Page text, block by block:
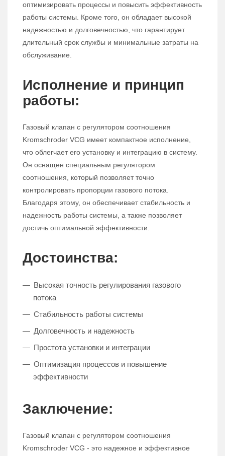
оптимизировать процессы и повысить эффективность
работы системы. Кроме того, он обладает высокой
надежностью и долговечностью, что гарантирует
длительный срок службы и минимальные затраты на
обслуживание.
Исполнение и принцип
работы:
Газовый клапан с регулятором соотношения
Kromschroder VCG имеет компактное исполнение,
что облегчает его установку и интеграцию в систему.
Он оснащен специальным регулятором
соотношения, который позволяет точно
контролировать пропорции газового потока.
Благодаря этому, он обеспечивает стабильность и
надежность работы системы, а также позволяет
достичь оптимальной эффективности.
Достоинства:
Высокая точность регулирования газового
потока
Стабильность работы системы
Долговечность и надежность
Простота установки и интеграции
Оптимизация процессов и повышение
эффективности
Заключение:
Газовый клапан с регулятором соотношения
Kromschroder VCG - это надежное и эффективное